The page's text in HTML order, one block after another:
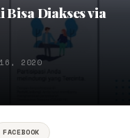
Diakses via
2020
FACEBOOK